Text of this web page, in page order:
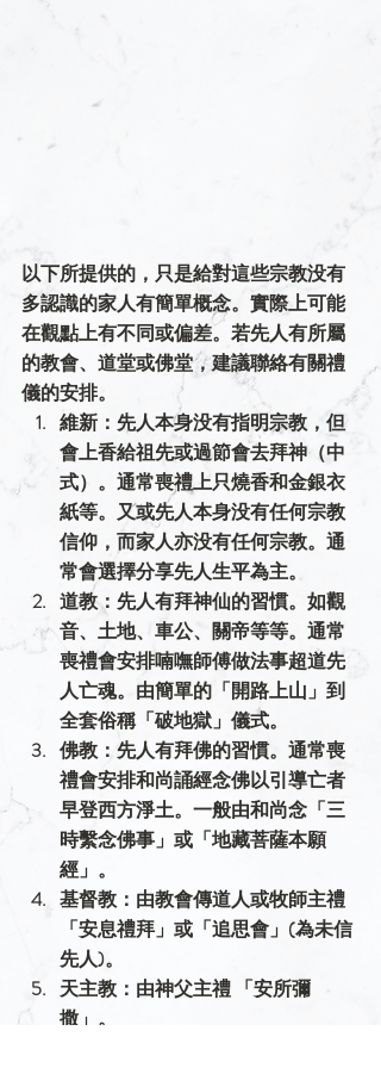
以下所提供的，只是給對這些宗教没有
多認識的家人有簡單概念。實際上可能
在觀點上有不同或偏差。若先人有所屬
的教會、道堂或佛堂，建議聯絡有關禮
儀的安排。
維新 ：先人本身没有指明宗教，但
會上香給祖先或過節會去拜神（中
式）。通常喪禮上只燒香和金銀衣
紙等。 又或先人本身没有任何宗教
信仰，而家人亦没有任何宗教。通
常會選擇分享先人生平為主。
道教：先人有拜神仙的習慣。如觀
音、土地、車公、關帝等等。通常
喪禮會安排喃嘸師傅做法事超道先
人亡魂。由簡單的「開路上山」到
全套俗稱「破地獄」儀式。
佛教 ：先人有拜佛的習慣。通常喪
禮會安排和尚誦經念佛以引導亡者
早登西方淨土。一般由和尚念「三
時繫念佛事」或「地藏菩薩本願
經」。
基督教 ：由教會傳道人或牧師主禮
「安息禮拜」或「追思會」(為未信
先人)。
天主教 ：由神父主禮 「安所彌
撒」。